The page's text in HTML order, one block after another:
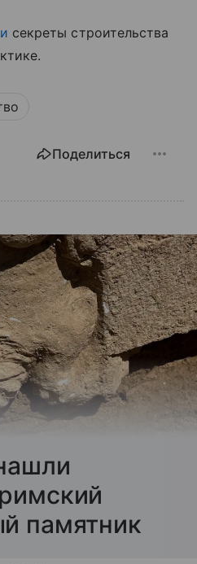
секреты строительства
Поделиться
памятник